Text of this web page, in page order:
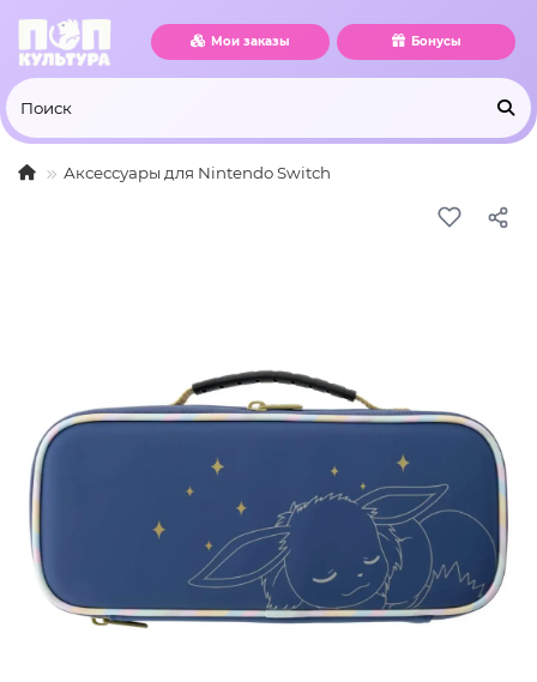
Мои заказы Бонусы
Аксессуары для Nintendo Switch